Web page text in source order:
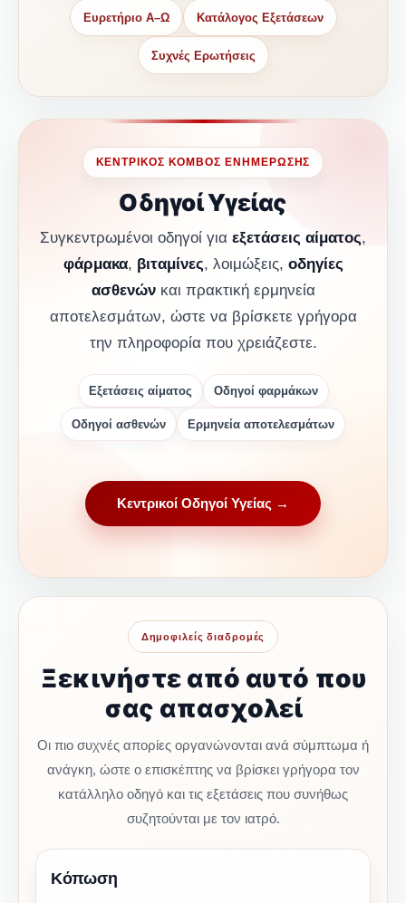
Ευρετήριο Α–Ω Κατάλογος Εξετάσεων
Συχνές Ερωτήσεις
ΚΕΝΤΡΙΚΟΣ ΚΟΜΒΟΣ ΕΝΗΜΕΡΩΣΗΣ
Οδηγοί Υγείας
Συγκεντρωμένοι οδηγοί για εξετάσεις αίματος,
φάρμακα, βιταμίνες, λοιμώξεις, οδηγίες
ασθενώνκαι πρακτική ερμηνεία
αποτελεσμάτων, ώστε να βρίσκετε γρήγορα
την πληροφορία που χρειάζεστε.
Εξετάσεις αίματος Οδηγοί φαρμάκων
Οδηγοί ασθενών Ερμηνεία αποτελεσμάτων
Κεντρικοί Οδηγοί Υγείας →
Δημοφιλείς διαδρομές
Ξεκινήστε από αυτό που
σας απασχολεί
Οι πιο συχνές απορίες οργανώνονται ανά σύμπτωμα ή
ανάγκη, ώστε ο επισκέπτης να βρίσκει γρήγορα τον
κατάλληλο οδηγό και τις εξετάσεις που συνήθως
συζητούνται με τον ιατρό.
Κόπωση